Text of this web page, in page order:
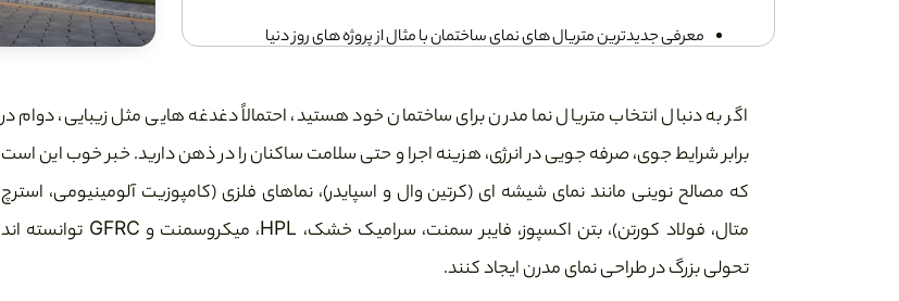
معرفی جدیدترین متریال های نمای ساختمان با مثال از پروژه های روز دنیا
راهنمای انتخاب متریال مناسب بهترین متریال برای نمای ساختمان چیست؟
متریال های مناسب برای مناطق مرطوب سردسیر زلزله خیز
اگر به دنبال انتخاب متریال نما مدرن برای ساختمان خود هستید، احتمالاً دغدغه هایی مثل زیبایی، دوام در
برابر شرایط جوی، صرفه جویی در انرژی، هزینه اجرا و حتی سلامت ساکنان را در ذهن دارید. خبر خوب این است
که مصالح نوینی مانند نمای شیشه ای (کرتین وال و اسپایدر)، نماهای فلزی (کامپوزیت آلومینیومی، استرچ
متال، فولاد کورتن)، بتن اکسپوز، فایبر سمنت، سرامیک خشک، HPL، میکروسمنت و GFRC توانسته اند
تحولی بزرگ در طراحی نمای مدرن ایجاد کنند.